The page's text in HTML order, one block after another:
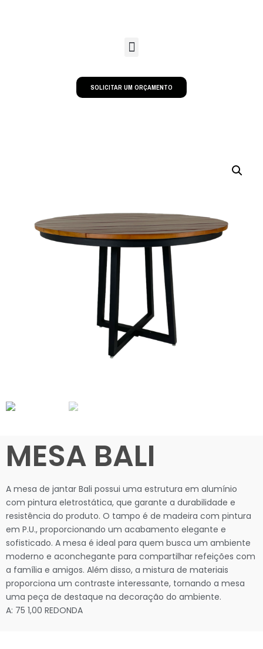
SOLICITAR UM ORÇAMENTO
MESA BALI
A mesa de jantar Bali possui uma estrutura em alumínio
com pintura eletrostática, que garante a durabilidade e
resistência do produto. O tampo é de madeira com pintura
em P.U., proporcionando um acabamento elegante e
sofisticado. A mesa é ideal para quem busca um ambiente
moderno e aconchegante para compartilhar refeições com
a família e amigos. Além disso, a mistura de materiais
proporciona um contraste interessante, tornando a mesa
uma peça de destaque na decoração do ambiente.
A: 75 1,00 REDONDA